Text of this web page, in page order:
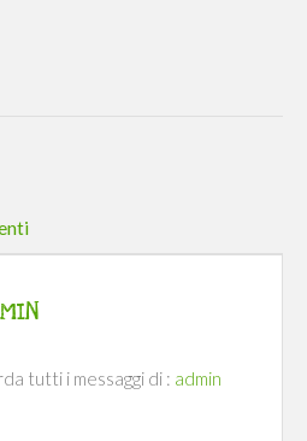
tutti i messaggi di : admin